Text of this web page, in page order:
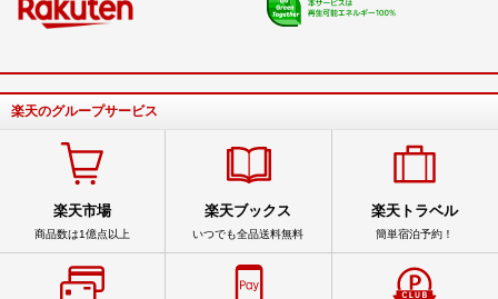
楽天のグループサービス
楽天市場
商品数は1億点以上
楽天ブックス
いつでも全品送料無料
楽天トラベル
簡単宿泊予約！